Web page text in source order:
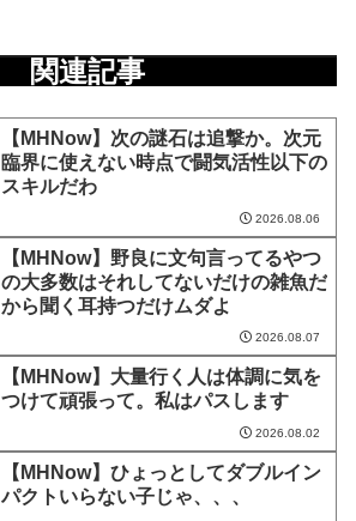
関連記事
【MHNow】次の謎石は追撃か。次元
臨界に使えない時点で闘気活性以下の
スキルだわ
2026.08.06
【MHNow】野良に文句言ってるやつ
の大多数はそれしてないだけの雑魚だ
から聞く耳持つだけムダよ
2026.08.07
【MHNow】大量行く人は体調に気を
つけて頑張って。私はパスします
2026.08.02
【MHNow】ひょっとしてダブルイン
パクトいらない子じゃ、、、